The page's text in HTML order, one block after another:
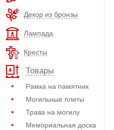
Декор из бронзы
Лампада
Кресты
Товары
Рамка на памятник
Могильные плиты
Трава на могилу
Мемориальная доска